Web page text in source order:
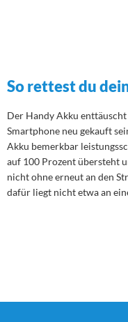
So rettest du
Der Handy Akku
Smartphone neu gekauft
Akku bemerkbar
auf 100 Prozent übersteht
nicht ohne erneut an den
dafür liegt nicht etwa an